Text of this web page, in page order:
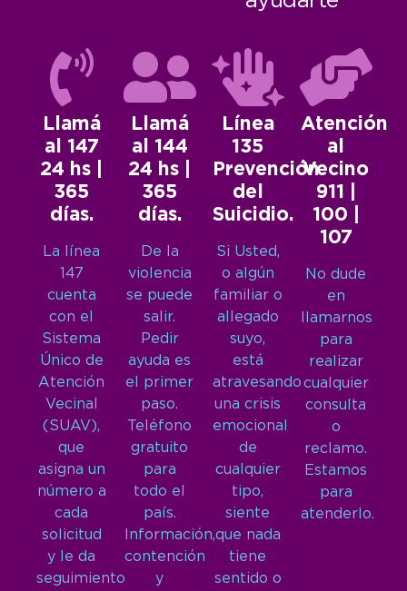
Llamá
al 147
24 hs |
365
días.
La línea
147
cuenta
con el
Sistema
Único de
Atención
Vecinal
(SUAV),
que
asigna un
número a
cada
solicitud
y le da
seguimiento
Llamá
al 144
24 hs |
365
días.
De la
violencia
se puede
salir.
Pedir
ayuda es
el primer
paso.
Teléfono
gratuito
para
todo el
país.
Información,
contención
y
Línea
135
Prevención
del
Suicidio.
Si Usted,
o algún
familiar o
allegado
suyo,
está
atravesando
una crisis
emocional
de
cualquier
tipo,
siente
que nada
tiene
sentido o
Atención
al
Vecino
911 |
100 |
107
No dude
en
llamarnos
para
realizar
cualquier
consulta
o
reclamo.
Estamos
para
atenderlo.